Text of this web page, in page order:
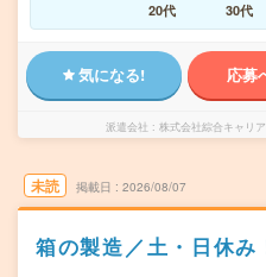
20代
30代
気になる! 応募
派遣会社 株式会社綜合キャリ
未読 掲載日 2026/08/07
箱の製造／土・日休み